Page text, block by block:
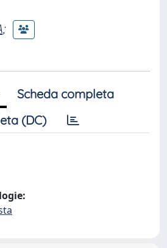
;
Scheda completa
(DC)